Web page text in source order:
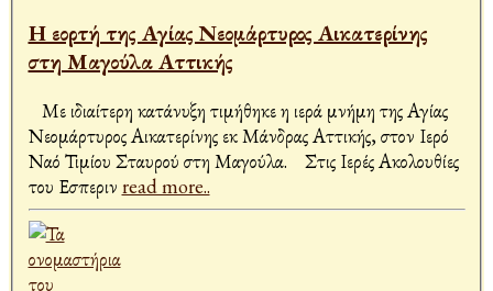
Η εορτή της Αγίας Νεομάρτυρος Αικατερίνης
στη Μαγούλα Αττικής
Με ιδιαίτερη κατάνυξη τιμήθηκε η ιερά μνήμη της Αγίας
Νεομάρτυρος Αικατερίνης εκ Μάνδρας Αττικής, στον Ιερό
Ναό Τιμίου Σταυρού στη Μαγούλα. Στις Ιερές Ακολουθίες
του Εσπεριν read more..